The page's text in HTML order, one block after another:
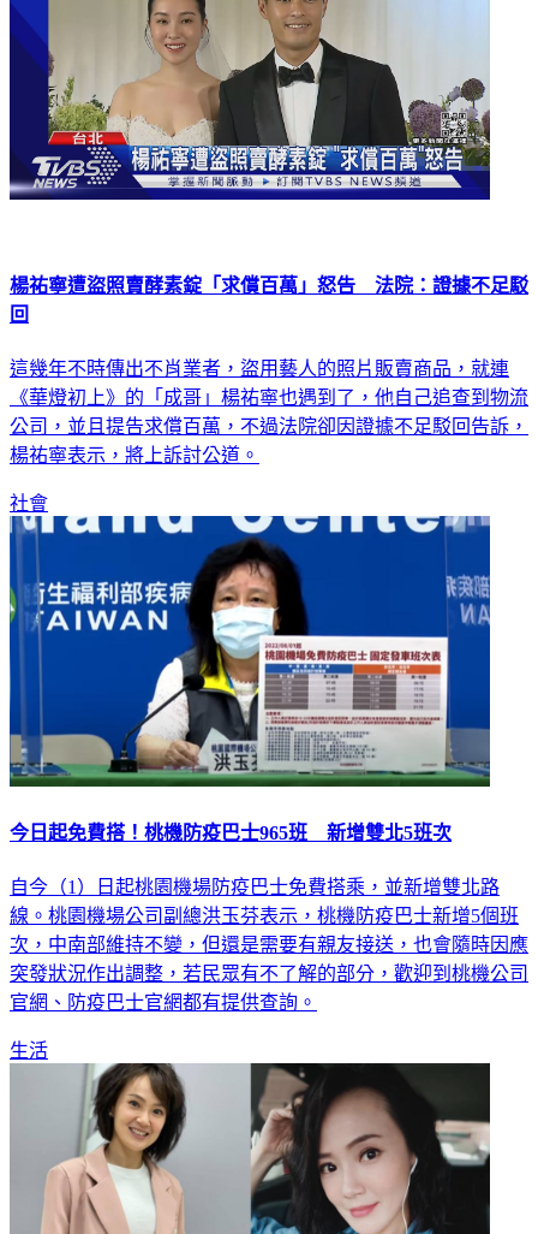
楊祐寧遭盜照賣酵素錠「求償百萬」怒告 法院：證據不足駁
回
這幾年不時傳出不肖業者，盜用藝人的照片販賣商品，就連
《華燈初上》的「成哥」楊祐寧也遇到了，他自己追查到物流
公司，並且提告求償百萬，不過法院卻因證據不足駁回告訴，
楊祐寧表示，將上訴討公道。
社會
今日起免費搭！桃機防疫巴士965班 新增雙北5班次
自今（1）日起桃園機場防疫巴士免費搭乘，並新增雙北路
線。桃園機場公司副總洪玉芬表示，桃機防疫巴士新增5個班
次，中南部維持不變，但還是需要有親友接送，也會隨時因應
突發狀況作出調整，若民眾有不了解的部分，歡迎到桃機公司
官網、防疫巴士官網都有提供查詢。
生活